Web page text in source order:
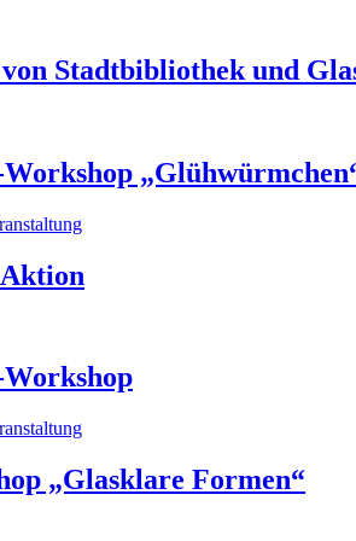
Stadtbibliothek und
„Glasklare Formen“